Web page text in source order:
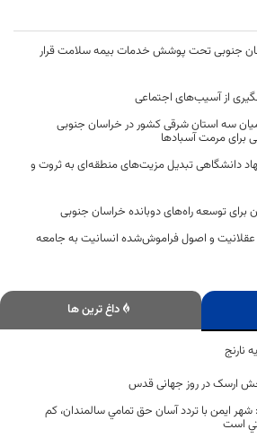
جنوبی تحت پوشش خدمات بیمه سلامت قرار
از آسیب‌های اجتماعی
سه استان شرقی کشور در خراسان جنوبی
برای مرمت آسبادها
دانشگاهی تبدیل مزیت‌های منطقه‌ای به ثروت و
عقلانیت و اصول فراموش‌شده انسانیت به جامعه
داغ ترین ها
نارنج
ارسک در روز جهانی قدس
ايمن با تردد آسان حق تمامي سالمندان، كم
است